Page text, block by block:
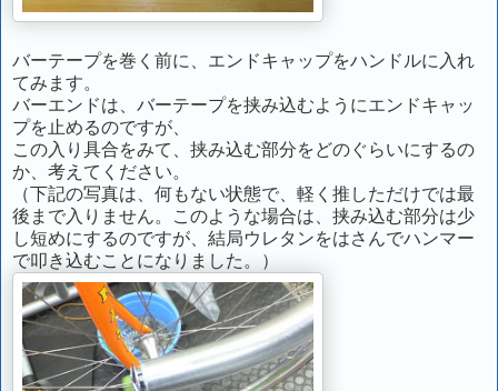
バーテープを巻く前に、エンドキャップをハンドルに入れ
てみます。
バーエンドは、バーテープを挟み込むようにエンドキャッ
プを止めるのですが、
この入り具合をみて、挟み込む部分をどのぐらいにするの
か、考えてください。
（下記の写真は、何もない状態で、軽く推しただけでは最
後まで入りません。このような場合は、挟み込む部分は少
し短めにするのですが、結局ウレタンをはさんでハンマー
で叩き込むことになりました。）